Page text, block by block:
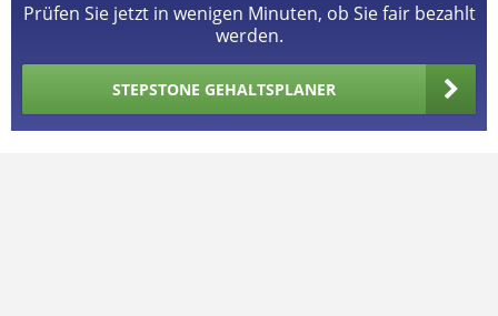
Prüfen Sie jetzt in wenigen Minuten, ob Sie fair bezahlt
werden.
STEPSTONE GEHALTSPLANER